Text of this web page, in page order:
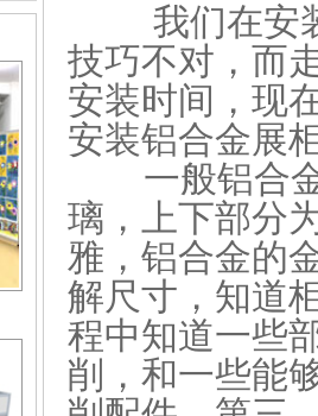
我们在安装
技巧不对，而
安装时间，现
安装铝合金展
一般铝合金
璃，上下部分
雅，铝合金的
解尺寸，知道
程中知道一些
削，和一些能